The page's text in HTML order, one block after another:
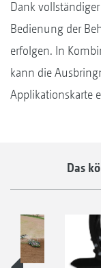
Dank
Bedienung der
erfolgen. In
kann die
Applikationskarte
Das